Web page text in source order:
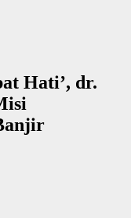
Hati’, dr.